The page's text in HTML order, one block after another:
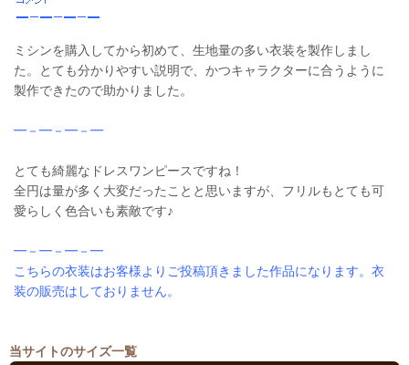
ミシンを購入してから初めて、生地量の多い衣装を製作しまし
た。とても分かりやすい説明で、かつキャラクターに合うように
製作できたので助かりました。
━－━－━－━
とても綺麗なドレスワンピースですね！
全円は量が多く大変だったことと思いますが、フリルもとても可
愛らしく色合いも素敵です♪
━－━－━－━
こちらの衣装はお客様よりご投稿頂きました作品になります。衣
装の販売はしておりません。
当サイトのサイズ一覧